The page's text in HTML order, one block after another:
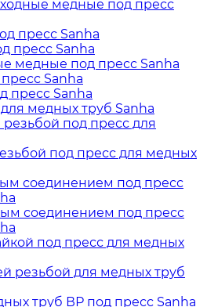
медные под пресс
пресс Sanha
пресс Sanha
медные под пресс Sanha
Sanha
пресс Sanha
медных труб Sanha
под пресс для
под пресс для медных
соединением под пресс
соединением под пресс
под пресс для медных
резьбой для медных труб
труб ВР под пресс Sanha